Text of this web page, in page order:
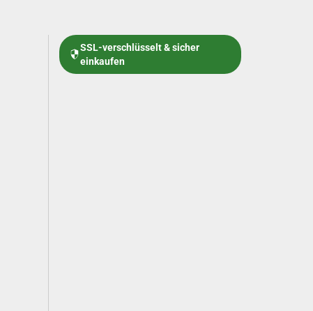
SSL-verschlüsselt & sicher
einkaufen